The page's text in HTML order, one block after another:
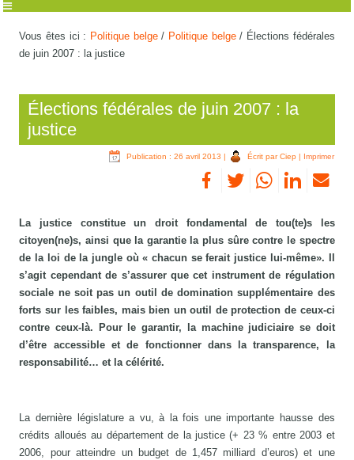
Vous êtes ici : Politique belge/ Politique belge/ Élections fédérales
de juin 2007 : la justice
Élections fédérales de juin 2007 : la
justice
Publication : 26 avril 2013 | Écrit par Ciep| Imprimer
La justice constitue un droit fondamental de tou(te)s les
citoyen(ne)s, ainsi que la garantie la plus sûre contre le spectre
de la loi de la jungle où « chacun se ferait justice lui-même». Il
s’agit cependant de s’assurer que cet instrument de régulation
sociale ne soit pas un outil de domination supplémentaire des
forts sur les faibles, mais bien un outil de protection de ceux-ci
contre ceux-là. Pour le garantir, la machine judiciaire se doit
d’être accessible et de fonctionner dans la transparence, la
responsabilité… et la célérité.
La dernière législature a vu, à la fois une importante hausse des
crédits alloués au département de la justice (+ 23 % entre 2003 et
2006, pour atteindre un budget de 1,457 milliard d’euros) et une